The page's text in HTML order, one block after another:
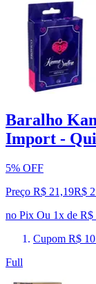
Baralho
Import -
5% OFF
Preço R$ 21,19R$
no Pix Ou 1x de R$
Cupom R$
Full